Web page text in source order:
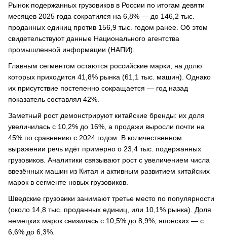
Рынок подержанных грузовиков в России по итогам девяти
месяцев 2025 года сократился на 6,8% — до 146,2 тыс.
проданных единиц против 156,9 тыс. годом ранее. Об этом
свидетельствуют данные Национального агентства
промышленной информации (НАПИ).
Главным сегментом остаются российские марки, на долю
которых приходится 41,8% рынка (61,1 тыс. машин). Однако
их присутствие постепенно сокращается — год назад
показатель составлял 42%.
Заметный рост демонстрируют китайские бренды: их доля
увеличилась с 10,2% до 16%, а продажи выросли почти на
45% по сравнению с 2024 годом. В количественном
выражении речь идёт примерно о 23,4 тыс. подержанных
грузовиков. Аналитики связывают рост с увеличением числа
ввезённых машин из Китая и активным развитием китайских
марок в сегменте новых грузовиков.
Шведские грузовики занимают третье место по популярности
(около 14,8 тыс. проданных единиц, или 10,1% рынка). Доля
немецких марок снизилась с 10,5% до 8,9%, японских — с
6,6% до 6,3%.